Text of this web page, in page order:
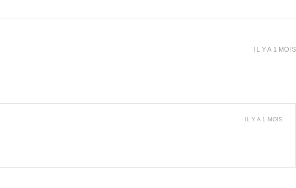
IL Y A 1 MOIS
IL Y A 1 MOIS